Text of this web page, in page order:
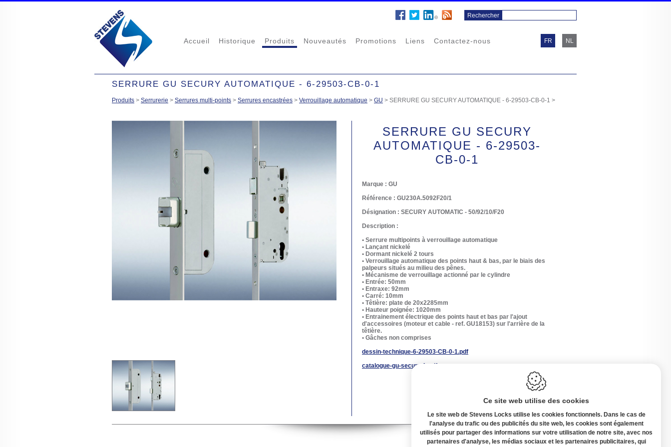
Accueil Historique Produits Nouveautés Promotions Liens Contactez-nous FR NL
SERRURE GU SECURY AUTOMATIQUE - 6-29503-CB-0-1
Produits > Serrurerie > Serrures multi-points > Serrures encastrées > Verrouillage automatique > GU > SERRURE GU SECURY AUTOMATIQUE - 6-29503-CB-0-1 >
SERRURE GU SECURY
AUTOMATIQUE - 6-29503-
CB-0-1
Marque : GU
Référence : GU230A.5092F20/1
Désignation : SECURY AUTOMATIC - 50/92/10/F20
Description :
• Serrure multipoints à verrouillage automatique
• Lançant nickelé
• Dormant nickelé 2 tours
• Verrouillage automatique des points haut & bas, par le biais des
palpeurs situés au milieu des pênes.
• Mécanisme de verrouillage actionné par le cylindre
• Entrée: 50mm
• Entraxe: 92mm
• Carré: 10mm
• Têtière: plate de 20x2285mm
• Hauteur poignée: 1020mm
• Entrainement électrique des points haut et bas par l'ajout
d'accessoires (moteur et cable - ref. GU18153) sur l'arrière de la
têtière.
• Gâches non comprises
dessin-technique-6-29503-CB-0-1.pdf
catalogue-gu-secury-fr.pdf
Ce site web utilise des cookies
Le site web de Stevens Locks utilise les cookies fonctionnels. Dans le cas de
l'analyse du trafic ou des publicités du site web, les cookies sont également
utilisés pour partager des informations sur votre utilisation de notre site, avec nos
partenaires d'analyse, les médias sociaux et les partenaires publicitaires, qui